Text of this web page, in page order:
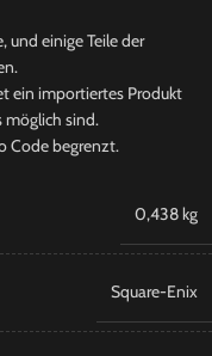
und einige Teile der
ein importiertes Produkt
möglich sind.
Code begrenzt.
0,438 kg
Square-Enix